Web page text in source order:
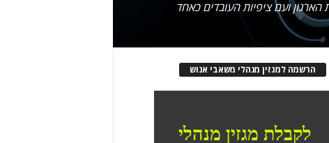
ועם ציפיות העובדים כאחד
הרשמה למגזין מנהלי משאבי אנוש